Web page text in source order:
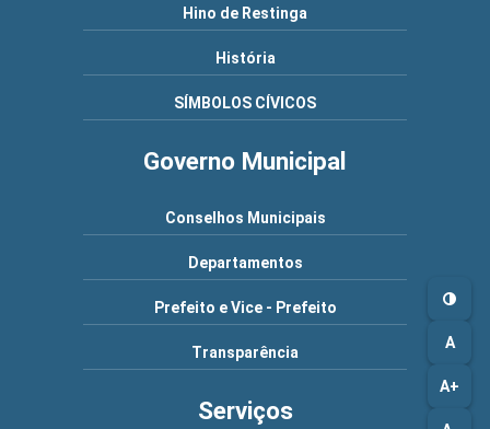
A
A+
Hino de Restinga
História
SÍMBOLOS CÍVICOS
Governo Municipal
Conselhos Municipais
Departamentos
Prefeito e Vice - Prefeito
Transparência
Serviços